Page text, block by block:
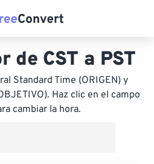
de CST a PST
Standard Time (ORIGEN) y
Haz clic en el campo
cambiar la hora.